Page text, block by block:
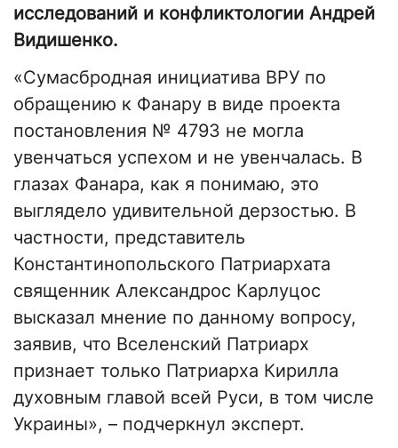
исследований и конфликтологии Андрей
Видишенко.
«Сумасбродная инициатива ВРУ по
обращению к Фанару в виде проекта
постановления № 4793 не могла
увенчаться успехом и не увенчалась. В
глазах Фанара, как я понимаю, это
выглядело удивительной дерзостью. В
частности, представитель
Константинопольского Патриархата
священник Александрос Карлуцос
высказал мнение по данному вопросу,
заявив, что Вселенский Патриарх
признает только Патриарха Кирилла
духовным главой всей Руси, в том числе
Украины», – подчеркнул эксперт.